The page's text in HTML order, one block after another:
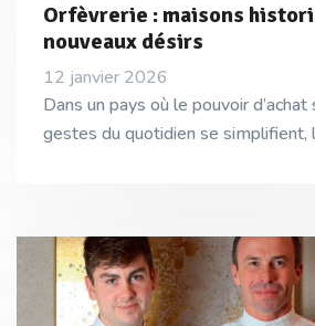
Orfèvrerie : maisons
nouveaux désirs
12 janvier 2026
Dans un pays où le pouvoir d’achat
gestes du quotidien se simplifient,